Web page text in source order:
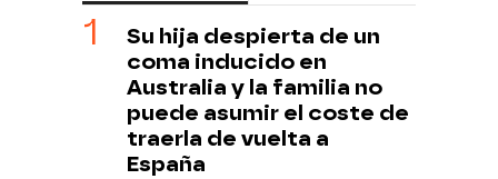
Su hija despierta de un
coma inducido en
Australia y la familia no
puede asumir el coste de
traerla de vuelta a
España